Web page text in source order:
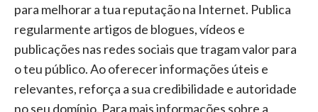
para melhorar a tua reputação na Internet. Publica
regularmente artigos de blogues, vídeos e
publicações nas redes sociais que tragam valor para
o teu público. Ao oferecer informações úteis e
relevantes, reforça a sua credibilidade e autoridade
no seu domínio. Para mais informações sobre a